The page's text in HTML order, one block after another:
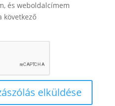
és weboldalcímem
következő